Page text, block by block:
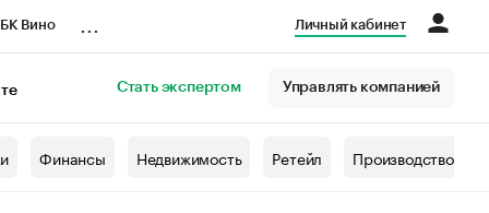
Вино Личный кабинет
Стать экспертом Управлять компанией
Финансы Недвижимость Ретейл Производство